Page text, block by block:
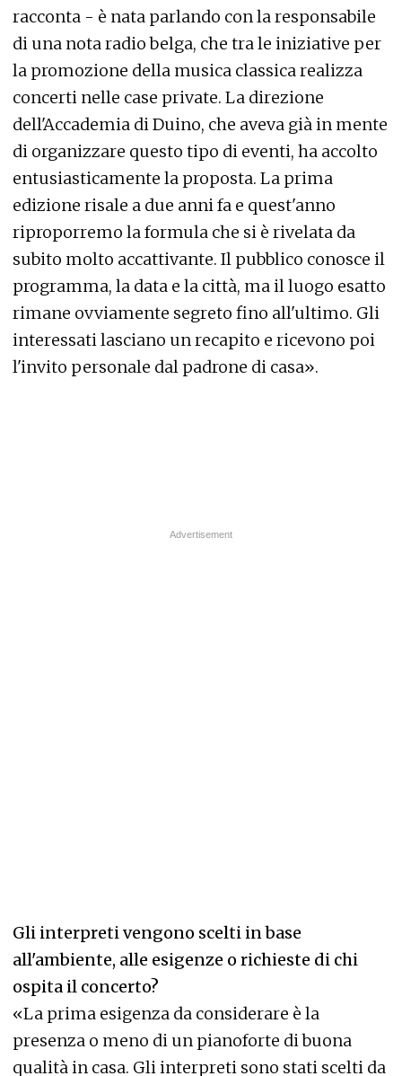
racconta - è nata parlando con la responsabile
di una nota radio belga, che tra le iniziative per
la promozione della musica classica realizza
concerti nelle case private. La direzione
dell'Accademia di Duino, che aveva già in mente
di organizzare questo tipo di eventi, ha accolto
entusiasticamente la proposta. La prima
edizione risale a due anni fa e quest'anno
riproporremo la formula che si è rivelata da
subito molto accattivante. Il pubblico conosce il
programma, la data e la città, ma il luogo esatto
rimane ovviamente segreto fino all'ultimo. Gli
interessati lasciano un recapito e ricevono poi
l'invito personale dal padrone di casa».
Gli interpreti vengono scelti in base
all'ambiente, alle esigenze o richieste di chi
ospita il concerto?
«La prima esigenza da considerare è la
presenza o meno di un pianoforte di buona
qualità in casa. Gli interpreti sono stati scelti da